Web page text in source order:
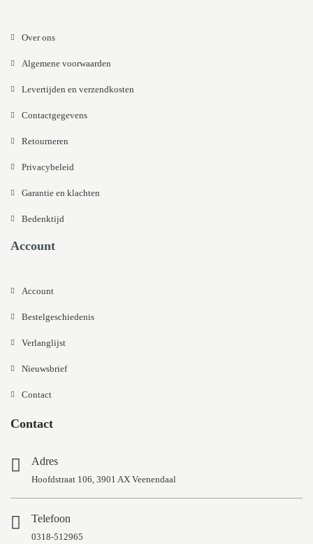
Over ons
Algemene voorwaarden
Levertijden en verzendkosten
Contactgegevens
Retourneren
Privacybeleid
Garantie en klachten
Bedenktijd
Account
Account
Bestelgeschiedenis
Verlanglijst
Nieuwsbrief
Contact
Contact
Adres
Hoofdstraat 106, 3901 AX Veenendaal
Telefoon
0318-512965